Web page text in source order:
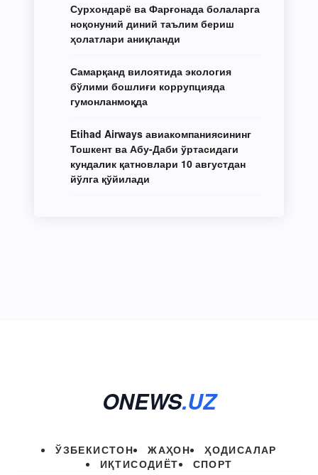
Сурхондарё ва Фарғонада болаларга
ноқонуний диний таълим бериш
ҳолатлари аниқланди
Самарқанд вилоятида экология
бўлими бошлиғи коррупцияда
гумонланмоқда
Etihad Airways авиакомпаниясининг
Тошкент ва Абу-Даби ўртасидаги
кундалик қатновлари 10 августдан
йўлга қўйилади
ONEWS.UZ
ЎЗБЕКИСТОН ЖАҲОН
ҲОДИСАЛАР
ИҚТИСОДИЁТ
СПОРТ